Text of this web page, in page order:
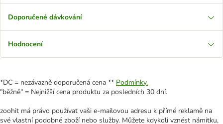
Doporučené dávkování
Hodnocení
*DC = nezávazně doporučená cena ** Podmínky.
"běžně" = Nejnižší cena produktu za posledních 30 dní.
zoohit má právo používat vaši e-mailovou adresu k přímé reklamě na
své vlastní podobné zboží nebo služby. Můžete kdykoli vznést námitku,